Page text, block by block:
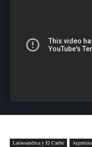
Latinoamérica y El Caribe Argentina